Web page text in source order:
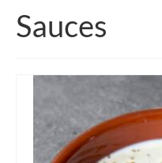
Instagram
Pinterest
Facebook
Liste
Sauces